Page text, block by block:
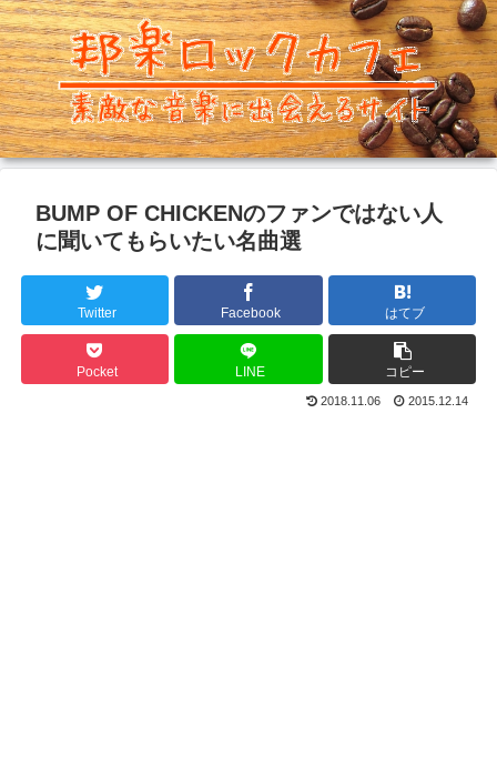
BUMP OF CHICKENのファンではない人
に聞いてもらいたい名曲選
Twitter Facebook はてブ
Pocket LINE コピー
2018.11.06 2015.12.14